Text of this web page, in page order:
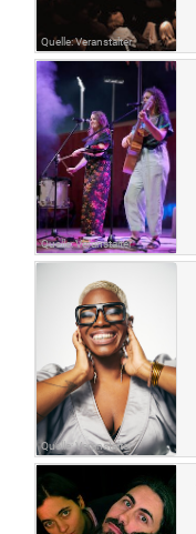
Quelle: Veranstalter
Quelle: Veranstalter
Quelle: Veranstalter